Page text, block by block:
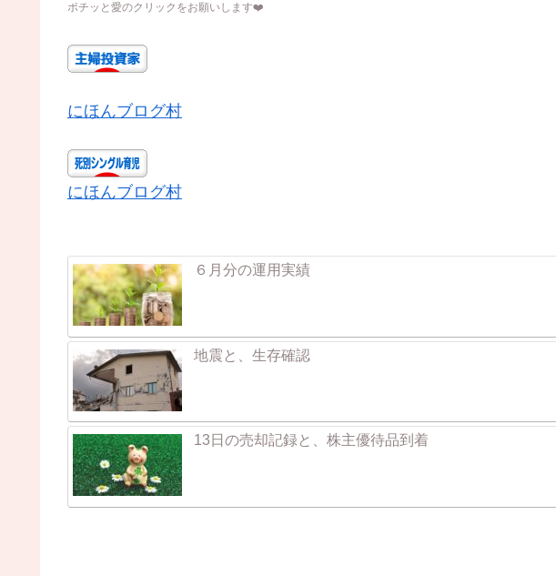
ポチッと愛のクリックをお願いします❤️
にほんブログ村
にほんブログ村
６月分の運用実績
地震と、生存確認
13日の売却記録と、株主優待品到着